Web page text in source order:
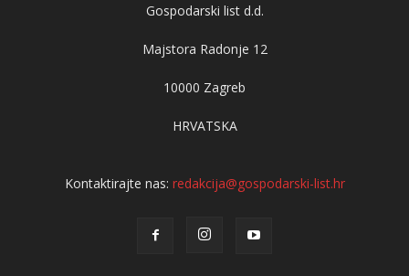
Gospodarski list d.d.
Majstora Radonje 12
10000 Zagreb
HRVATSKA
Kontaktirajte nas: redakcija@gospodarski-list.hr